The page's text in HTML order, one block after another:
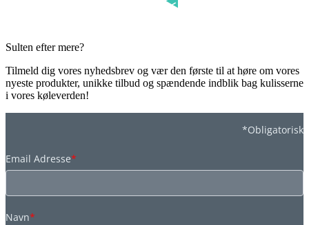
Sulten efter mere?
Tilmeld dig vores nyhedsbrev og vær den første til at høre om vores
nyeste produkter, unikke tilbud og spændende indblik bag kulisserne
i vores køleverden!
*Obligatorisk
Email Adresse*
Navn*